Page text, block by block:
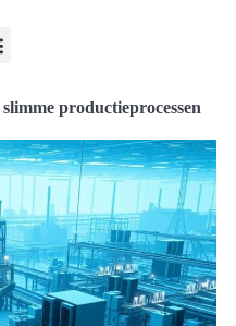
productieprocessen